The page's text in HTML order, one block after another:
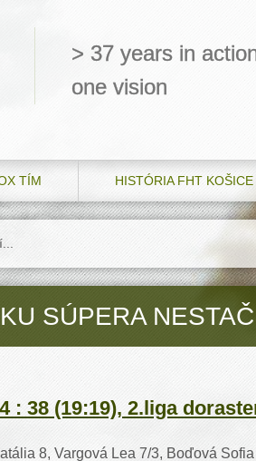
> 37 years in
one vision
TÍM HISTÓRIA FHT KOŠICE
SÚPERA
38 (19:19), 2.liga
8, Vargová Lea 7/3, Boďová Sofia